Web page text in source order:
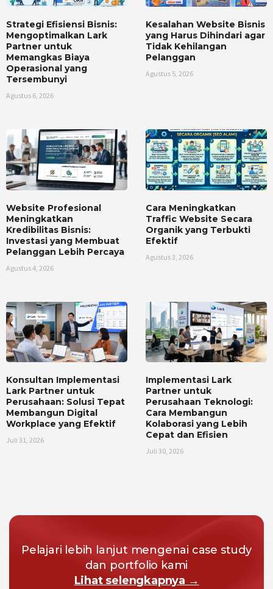
Strategi Efisiensi Bisnis:
Mengoptimalkan Lark
Partner untuk
Memangkas Biaya
Operasional yang
Tersembunyi
Agustus 6, 2026
Kesalahan Website Bisnis
yang Harus Dihindari agar
Tidak Kehilangan
Pelanggan
Agustus 5, 2026
Website Profesional
Meningkatkan
Kredibilitas Bisnis:
Investasi yang Membuat
Pelanggan Lebih Percaya
Agustus 4, 2026
Cara Meningkatkan
Traffic Website Secara
Organik yang Terbukti
Efektif
Agustus 3, 2026
Konsultan Implementasi
Lark Partner untuk
Perusahaan: Solusi Tepat
Membangun Digital
Workplace yang Efektif
Juli 31, 2026
Implementasi Lark
Partner untuk
Perusahaan Teknologi:
Cara Membangun
Kolaborasi yang Lebih
Cepat dan Efisien
Juli 30, 2026
Pelajari lebih lanjut mengenai case study
dan portfolio kami
Lihat selengkapnya →